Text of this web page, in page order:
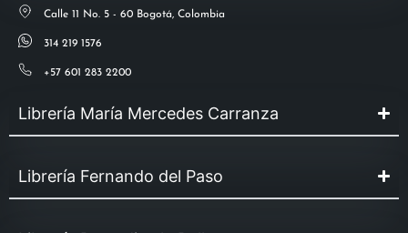
Calle 11 No. 5 - 60 Bogotá, Colombia
314 219 1576
+57 601 283 2200
Librería María Mercedes Carranza
Librería Fernando del Paso